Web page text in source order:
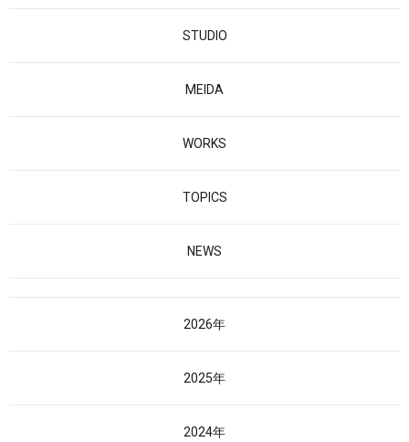
STUDIO
MEIDA
WORKS
TOPICS
NEWS
2026年
2025年
2024年